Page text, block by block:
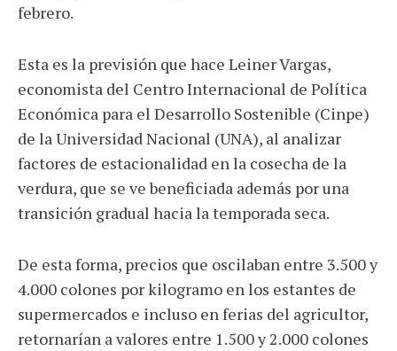
febrero.
Esta es la previsión que hace Leiner Vargas,
economista del Centro Internacional de Política
Económica para el Desarrollo Sostenible (Cinpe)
de la Universidad Nacional (UNA), al analizar
factores de estacionalidad en la cosecha de la
verdura, que se ve beneficiada además por una
transición gradual hacia la temporada seca.
De esta forma, precios que oscilaban entre 3.500 y
4.000 colones por kilogramo en los estantes de
supermercados e incluso en ferias del agricultor,
retornarían a valores entre 1.500 y 2.000 colones